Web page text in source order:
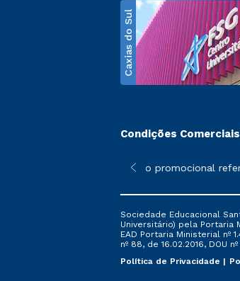
Caxias do Sul
Condições
sofrer alterações nos períodos de
*A condição promocional
Sociedade Educacional
Universitário) pela Portaria
EAD Portaria Ministerial nº
nº 88, de 16.02.2016, DOU
Política de Privacidade